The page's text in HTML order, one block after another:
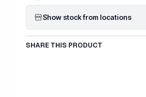
Show stock from locations
SHARE THIS PRODUCT